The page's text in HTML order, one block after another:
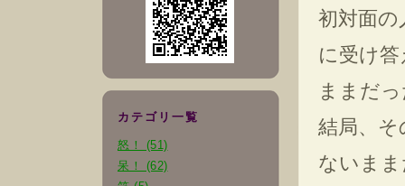
カテゴリ一覧
怒！ (51)
呆！ (62)
初対面
に受け
ままだ
結局、
ないま